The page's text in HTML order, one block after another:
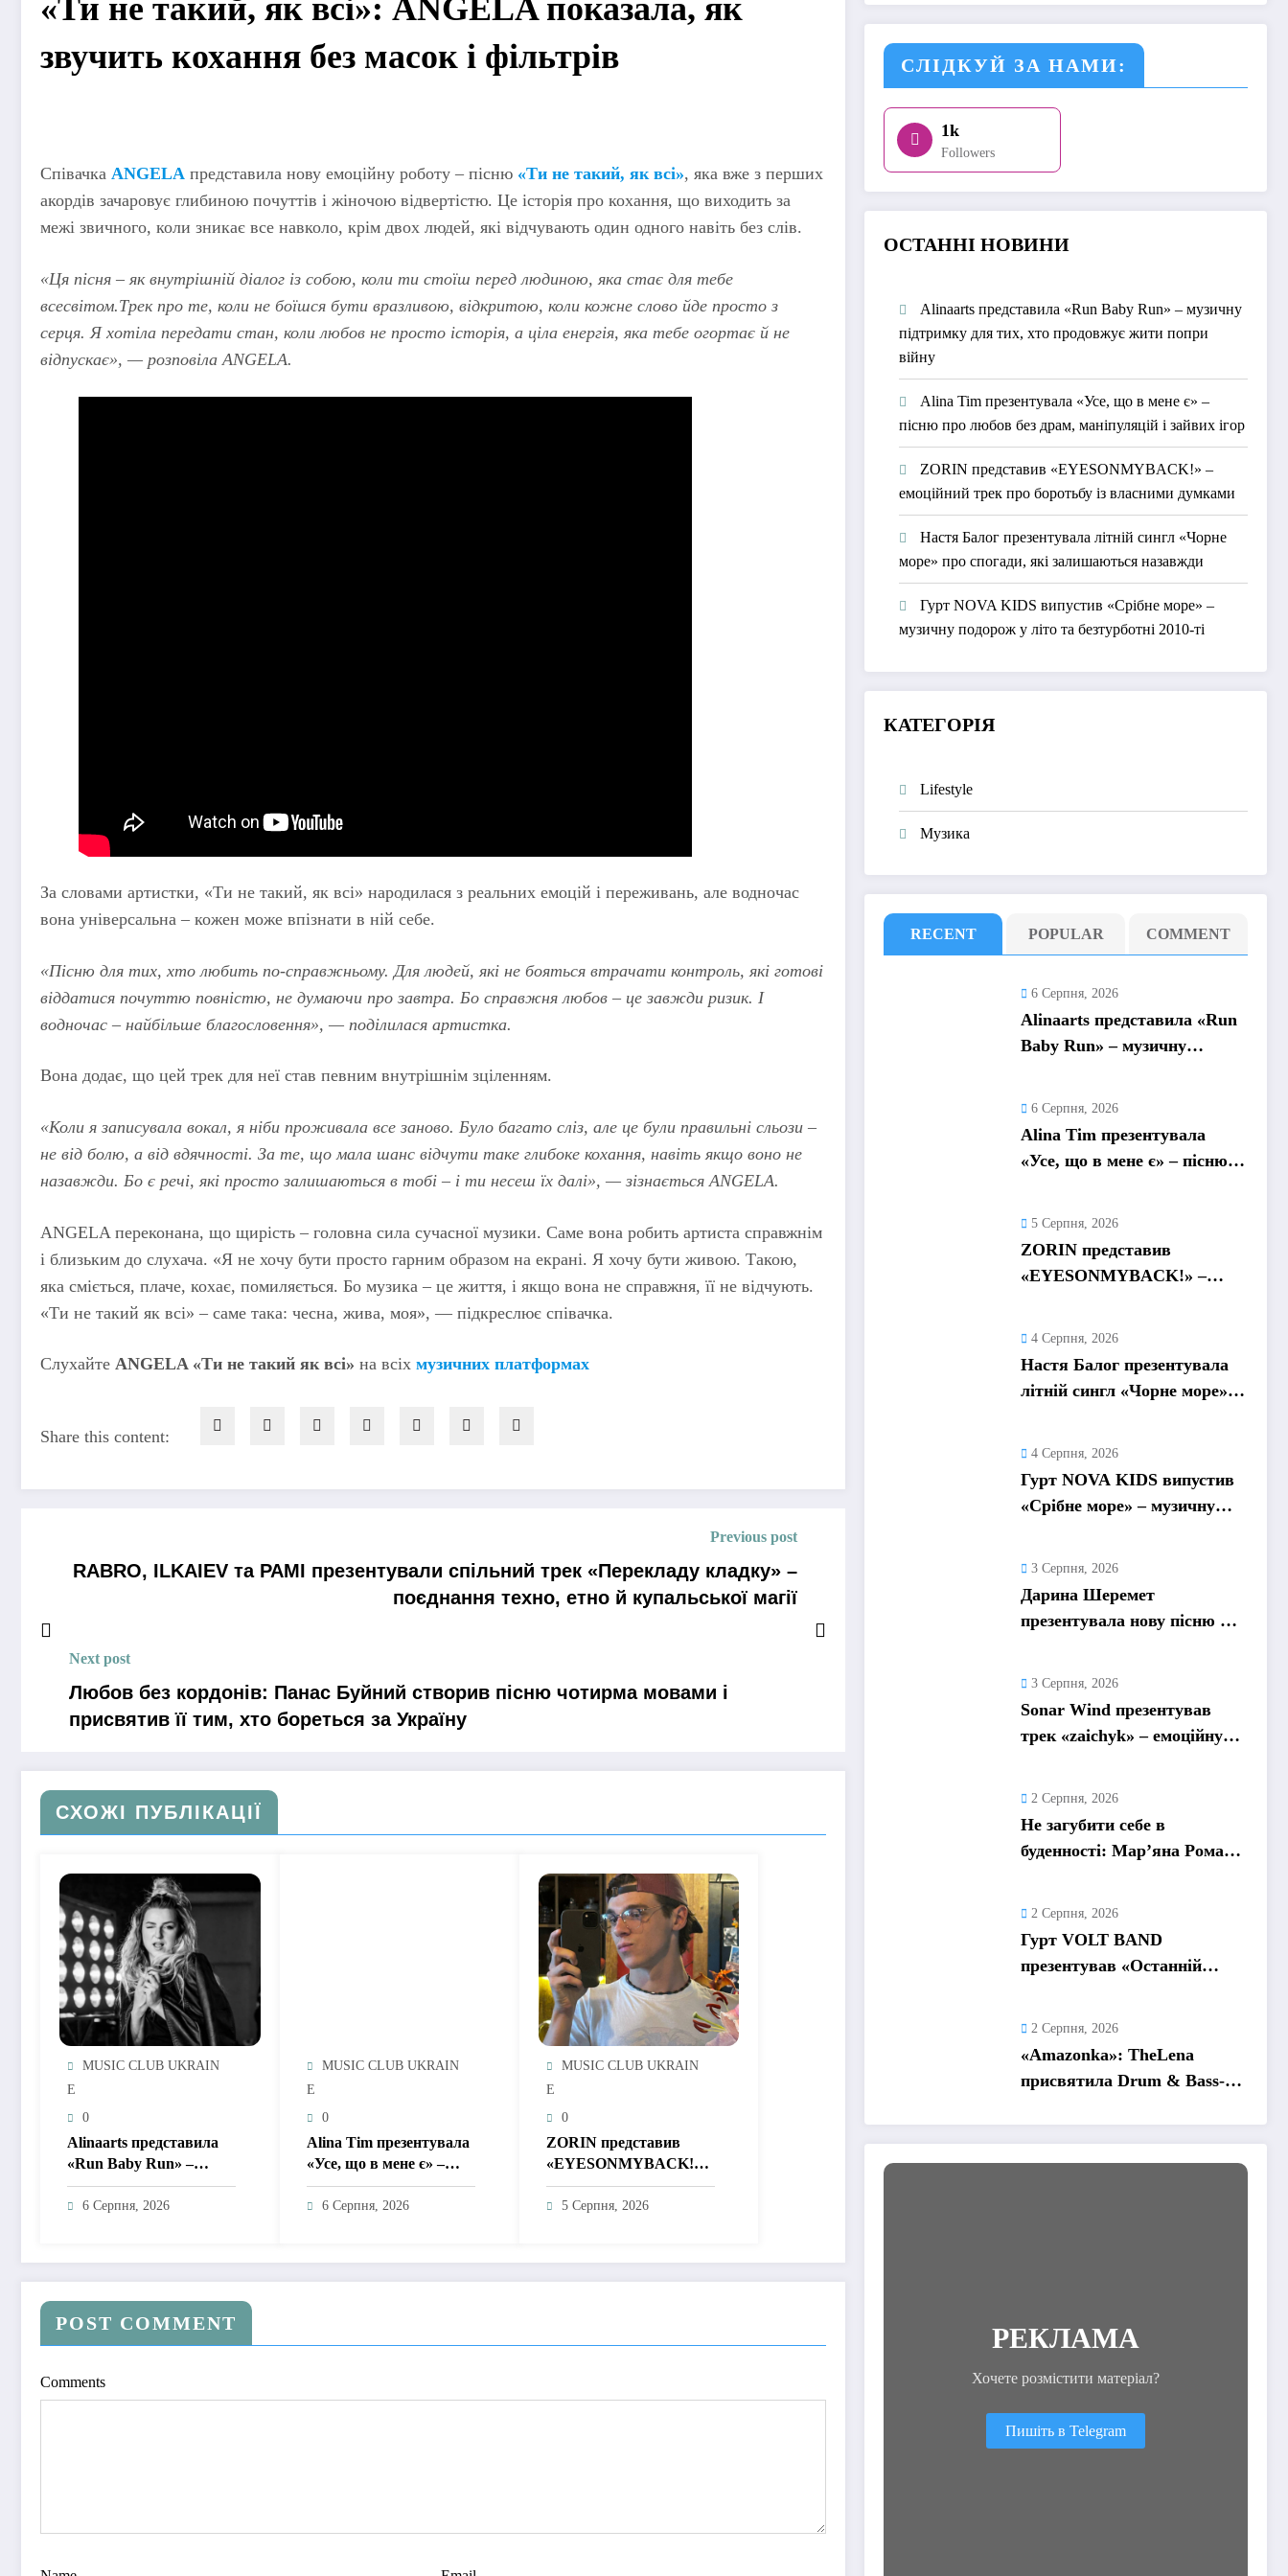
«Ти не такий, як всі»: ANGELA показала, як
звучить кохання без масок і фільтрів
Співачка ANGELA представила нову емоційну роботу – пісню «Ти не такий, як всі», яка вже з перших
акордів зачаровує глибиною почуттів і жіночою відвертістю. Це історія про кохання, що виходить за
межі звичного, коли зникає все навколо, крім двох людей, які відчувають один одного навіть без слів.
«Ця пісня – як внутрішній діалог із собою, коли ти стоїш перед людиною, яка стає для тебе
всесвітом.Трек про те, коли не боїшся бути вразливою, відкритою, коли кожне слово йде просто з
серця. Я хотіла передати стан, коли любов не просто історія, а ціла енергія, яка тебе огортає й не
відпускає», — розповіла ANGELA.
За словами артистки, «Ти не такий, як всі» народилася з реальних емоцій і переживань, але водночас
вона універсальна – кожен може впізнати в ній себе.
«Пісню для тих, хто любить по-справжньому. Для людей, які не бояться втрачати контроль, які готові
віддатися почуттю повністю, не думаючи про завтра. Бо справжня любов – це завжди ризик. І
водночас – найбільше благословення», — поділилася артистка.
Вона додає, що цей трек для неї став певним внутрішнім зціленням.
«Коли я записувала вокал, я ніби проживала все заново. Було багато сліз, але це були правильні сльози –
не від болю, а від вдячності. За те, що мала шанс відчути таке глибоке кохання, навіть якщо воно не
назавжди. Бо є речі, які просто залишаються в тобі – і ти несеш їх далі», — зізнається ANGELA.
ANGELA переконана, що щирість – головна сила сучасної музики. Саме вона робить артиста справжнім
і близьким до слухача. «Я не хочу бути просто гарним образом на екрані. Я хочу бути живою. Такою,
яка сміється, плаче, кохає, помиляється. Бо музика – це життя, і якщо вона не справжня, її не відчують.
«Ти не такий як всі» – саме така: чесна, жива, моя», — підкреслює співачка.
Слухайте ANGELA «Ти не такий як всі» на всіх музичних платформах
Share this content:
Previous post
RABRO, ILKAIEV та РАМІ презентували спільний трек «Перекладу кладку» –
поєднання техно, етно й купальської магії
Next post
Любов без кордонів: Панас Буйний створив пісню чотирма мовами і
присвятив її тим, хто бореться за Україну
СХОЖІ ПУБЛІКАЦІЇ
MUSIC CLUB UKRAIN
E
0
Alinaarts представила
«Run Baby Run» –
музичну підтримку для
тих, хто продовжує
6 Серпня, 2026
MUSIC CLUB UKRAIN
E
0
Alina Tim презентувала
«Усе, що в мене є» –
пісню про любов без
драм, маніпуляцій і
6 Серпня, 2026
MUSIC CLUB UKRAIN
E
0
ZORIN представив
«EYESONMYBACK!» –
емоційний трек про
боротьбу із власними
5 Серпня, 2026
POST COMMENT
Comments
СЛІДКУЙ ЗА НАМИ:
1k
Followers
ОСТАННІ НОВИНИ
Alinaarts представила «Run Baby Run» – музичну
підтримку для тих, хто продовжує жити попри
війну
Alina Tim презентувала «Усе, що в мене є» –
пісню про любов без драм, маніпуляцій і зайвих ігор
ZORIN представив «EYESONMYBACK!» –
емоційний трек про боротьбу із власними думками
Настя Балог презентувала літній сингл «Чорне
море» про спогади, які залишаються назавжди
Гурт NOVA KIDS випустив «Срібне море» –
музичну подорож у літо та безтурботні 2010-ті
КАТЕГОРІЯ
Lifestyle
Музика
RECENT POPULAR COMMENT
6 Серпня, 2026
Alinaarts представила «Run
Baby Run» – музичну
війну
6 Серпня, 2026
Alina Tim презентувала
«Усе, що в мене є» – пісню
5 Серпня, 2026
ZORIN представив
«EYESONMYBACK!» –
4 Серпня, 2026
Настя Балог презентувала
літній сингл «Чорне море»
4 Серпня, 2026
Гурт NOVA KIDS випустив
«Срібне море» – музичну
3 Серпня, 2026
Дарина Шеремет
презентувала нову пісню «А
3 Серпня, 2026
Sonar Wind презентував
трек «zaichyk» – емоційну
2 Серпня, 2026
Не загубити себе в
буденності: Мар’яна Ромась
2 Серпня, 2026
Гурт VOLT BAND
презентував «Останній
2 Серпня, 2026
«Amazonka»: TheLena
присвятила Drum & Bass-
РЕКЛАМА
Хочете розмістити матеріал?
Пишіть в Telegram